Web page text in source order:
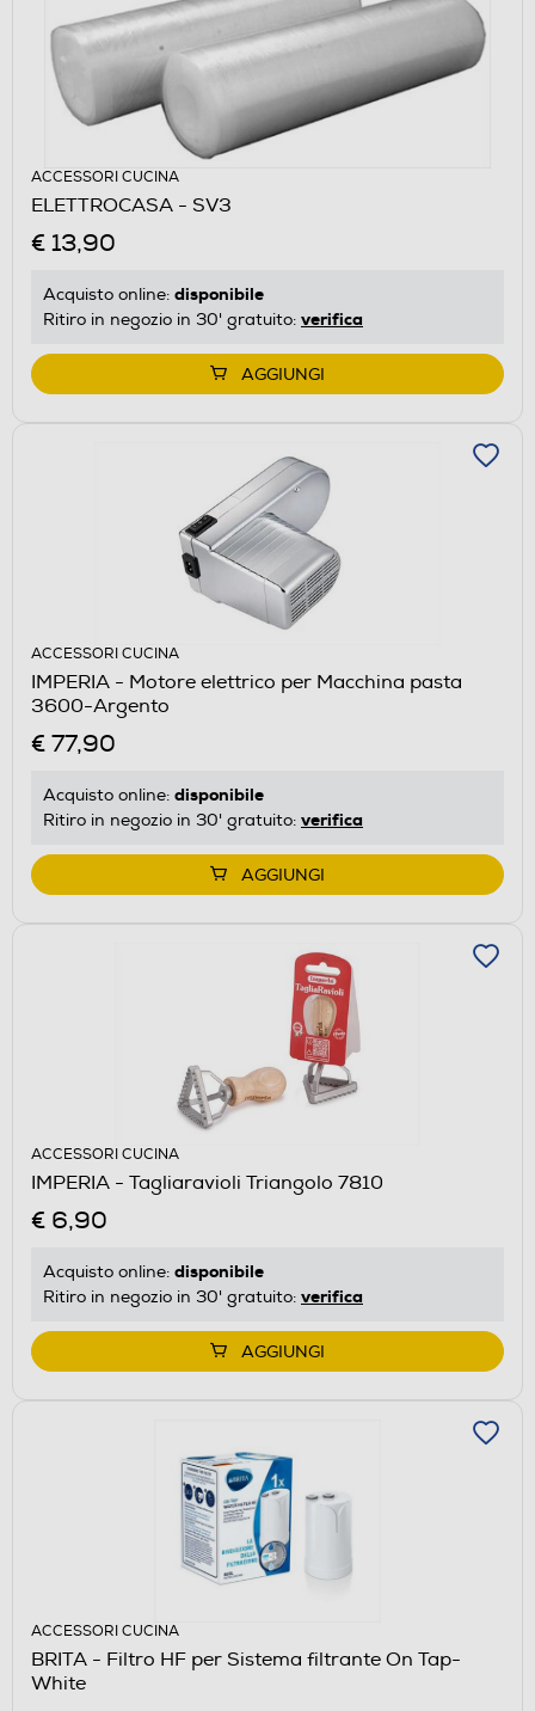
ACCESSORI CUCINA
ELETTROCASA - SV3
€ 13,90
Acquisto online: disponibile
Ritiro in negozio in 30' gratuito: verifica
AGGIUNGI
ACCESSORI CUCINA
IMPERIA - Motore elettrico per Macchina pasta
3600-Argento
€ 77,90
Acquisto online: disponibile
Ritiro in negozio in 30' gratuito: verifica
AGGIUNGI
ACCESSORI CUCINA
IMPERIA - Tagliaravioli Triangolo 7810
€ 6,90
Acquisto online: disponibile
Ritiro in negozio in 30' gratuito: verifica
AGGIUNGI
ACCESSORI CUCINA
BRITA - Filtro HF per Sistema filtrante On Tap-
White